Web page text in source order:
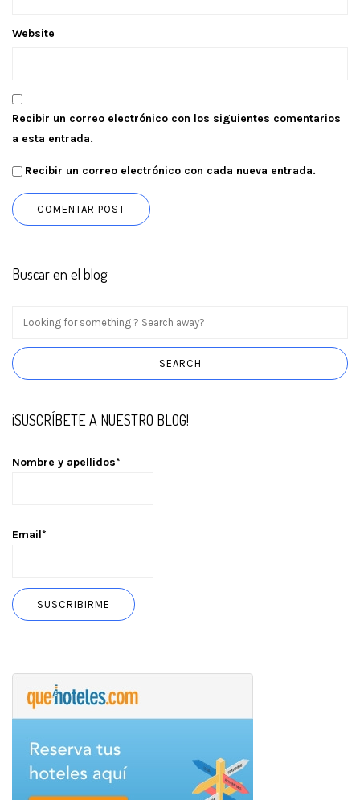
Website
Recibir un correo electrónico con los siguientes comentarios
a esta entrada.
Recibir un correo electrónico con cada nueva entrada.
Buscar en el blog
¡SUSCRÍBETE A NUESTRO BLOG!
Nombre y apellidos*
Email*